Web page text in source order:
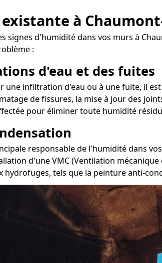
à
signes d'humidité dans vos murs à
:
d'eau et des fuites
une infiltration d'eau ou à une fuite, il
de fissures, la mise à jour des
pour éliminer toute humidité
responsable de l'humidité dans
d'une VMC (Ventilation
hydrofuges, tels que la peinture anti-